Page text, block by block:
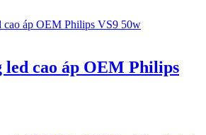
led cao áp OEM Philips